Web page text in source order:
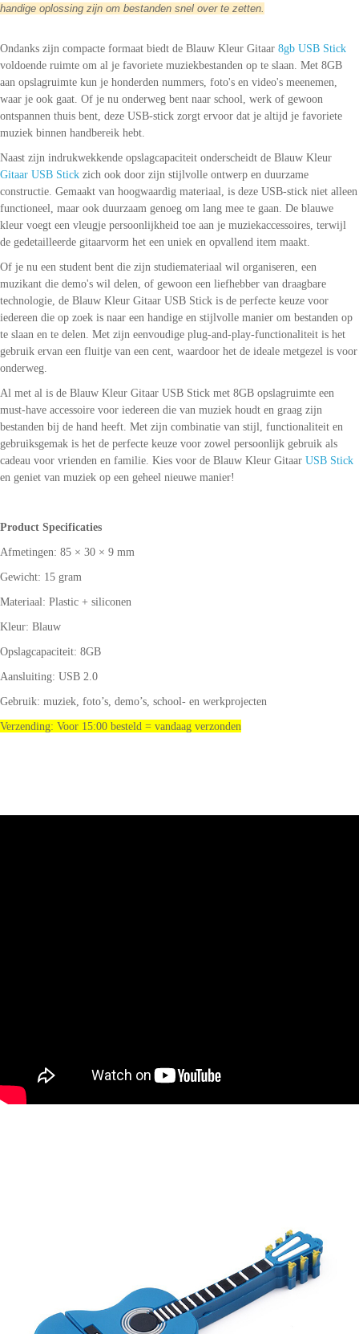
handige oplossing zijn om bestanden snel over te zetten.
Ondanks zijn compacte formaat biedt de Blauw Kleur Gitaar 8gb USB Stick
voldoende ruimte om al je favoriete muziekbestanden op te slaan. Met 8GB
aan opslagruimte kun je honderden nummers, foto's en video's meenemen,
waar je ook gaat. Of je nu onderweg bent naar school, werk of gewoon
ontspannen thuis bent, deze USB-stick zorgt ervoor dat je altijd je favoriete
muziek binnen handbereik hebt.
Naast zijn indrukwekkende opslagcapaciteit onderscheidt de Blauw Kleur
Gitaar USB Stick zich ook door zijn stijlvolle ontwerp en duurzame
constructie. Gemaakt van hoogwaardig materiaal, is deze USB-stick niet alleen
functioneel, maar ook duurzaam genoeg om lang mee te gaan. De blauwe
kleur voegt een vleugje persoonlijkheid toe aan je muziekaccessoires, terwijl
de gedetailleerde gitaarvorm het een uniek en opvallend item maakt.
Of je nu een student bent die zijn studiemateriaal wil organiseren, een
muzikant die demo's wil delen, of gewoon een liefhebber van draagbare
technologie, de Blauw Kleur Gitaar USB Stick is de perfecte keuze voor
iedereen die op zoek is naar een handige en stijlvolle manier om bestanden op
te slaan en te delen. Met zijn eenvoudige plug-and-play-functionaliteit is het
gebruik ervan een fluitje van een cent, waardoor het de ideale metgezel is voor
onderweg.
Al met al is de Blauw Kleur Gitaar USB Stick met 8GB opslagruimte een
must-have accessoire voor iedereen die van muziek houdt en graag zijn
bestanden bij de hand heeft. Met zijn combinatie van stijl, functionaliteit en
gebruiksgemak is het de perfecte keuze voor zowel persoonlijk gebruik als
cadeau voor vrienden en familie. Kies voor de Blauw Kleur Gitaar USB Stick
en geniet van muziek op een geheel nieuwe manier!
Product Specificaties
Afmetingen: 85 × 30 × 9 mm
Gewicht: 15 gram
Materiaal: Plastic + siliconen
Kleur: Blauw
Opslagcapaciteit: 8GB
Aansluiting: USB 2.0
Gebruik: muziek, foto’s, demo’s, school- en werkprojecten
Verzending: Voor 15:00 besteld = vandaag verzonden